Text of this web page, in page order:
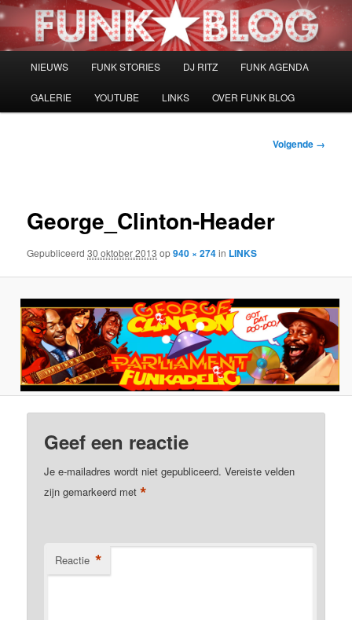
Spring
naar
NIEUWS FUNK STORIES DJ RITZ FUNK AGENDA
GALERIE YOUTUBE LINKS OVER FUNK BLOG
Volgende →
George_Clinton-Header
Gepubliceerd30 oktober 2013 op940 × 274in LINKS
Geef een reactie
Je e-mailadres wordt niet gepubliceerd. Vereiste velden
zijn gemarkeerd met*
Reactie *